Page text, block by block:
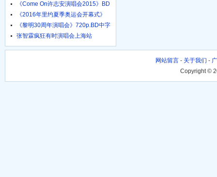
《Come On许志安演唱会2015》BD
粤语中字
《2016年里约夏季奥运会开幕式》
HD国语
《黎明30周年演唱会》720p.BD中字
张智霖疯狂有时演唱会上海站
网站留言 - 关于我们 -
Copyright ©